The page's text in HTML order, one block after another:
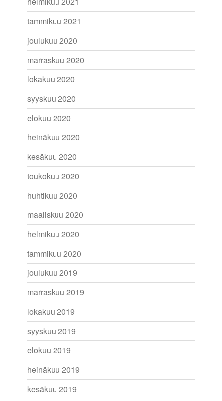
tammikuu 2021
joulukuu 2020
marraskuu 2020
lokakuu 2020
syyskuu 2020
elokuu 2020
heinäkuu 2020
kesäkuu 2020
toukokuu 2020
huhtikuu 2020
maaliskuu 2020
helmikuu 2020
tammikuu 2020
joulukuu 2019
marraskuu 2019
lokakuu 2019
syyskuu 2019
elokuu 2019
heinäkuu 2019
kesäkuu 2019